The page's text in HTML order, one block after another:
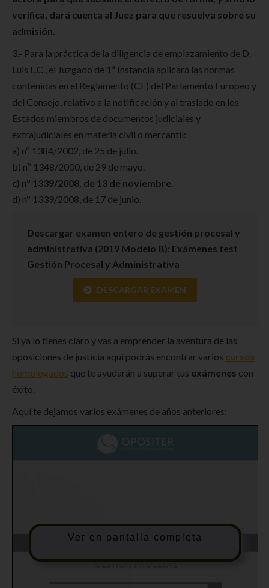
verifica, dará cuenta al Juez para que resuelva sobre su
admisión.
3.- Para la práctica de la diligencia de emplazamiento de D.
Luis L.C., el Juzgado de 1ª Instancia aplicará las normas
contenidas en el Reglamento (CE) del Parlamento Europeo y
del Consejo, relativo a la notificación y al traslado en los
Estados miembros de documentos judiciales y
extrajudiciales en materia civil o mercantil:
a) nº 1384/2002, de 25 de julio.
b) nº 1348/2000, de 29 de mayo.
c) nº 1339/2008, de 13 de noviembre.
d) nº 1339/2008, de 17 de junio.
Descargar examen entero de gestión procesal y
administrativa (2019 Modelo B): Exámenes test
Gestión Procesal y Administrativa
DESCARGAR EXAMEN
Si ya lo tienes claro y vas a emprender la aventura de las
oposiciones de justicia aquí podrás encontrar varios cursos
homologados que te ayudarán a superar tus exámenes con
éxito.
Aquí te dejamos varios exámenes de años anteriores:
Ver en pantalla completa